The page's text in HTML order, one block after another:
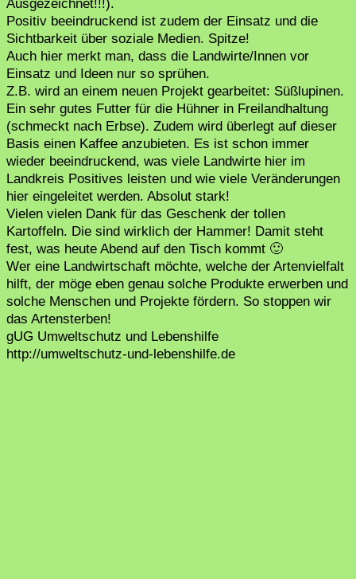
Ausgezeichnet!!!).
Positiv beeindruckend ist zudem der Einsatz und die
Sichtbarkeit über soziale Medien. Spitze!
Auch hier merkt man, dass die Landwirte/Innen vor
Einsatz und Ideen nur so sprühen.
Z.B. wird an einem neuen Projekt gearbeitet: Süßlupinen.
Ein sehr gutes Futter für die Hühner in Freilandhaltung
(schmeckt nach Erbse). Zudem wird überlegt auf dieser
Basis einen Kaffee anzubieten. Es ist schon immer
wieder beeindruckend, was viele Landwirte hier im
Landkreis Positives leisten und wie viele Veränderungen
hier eingeleitet werden. Absolut stark!
Vielen vielen Dank für das Geschenk der tollen
Kartoffeln. Die sind wirklich der Hammer! Damit steht
fest, was heute Abend auf den Tisch kommt 🙂
Wer eine Landwirtschaft möchte, welche der Artenvielfalt
hilft, der möge eben genau solche Produkte erwerben und
solche Menschen und Projekte fördern. So stoppen wir
das Artensterben!
gUG Umweltschutz und Lebenshilfe
http://umweltschutz-und-lebenshilfe.de